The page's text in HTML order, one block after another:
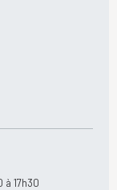
à 17h30